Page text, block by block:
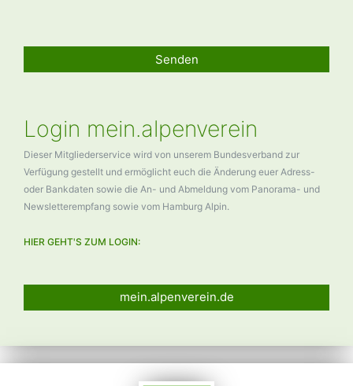
Senden
Login mein.alpenverein
Dieser Mitgliederservice wird von unserem Bundesverband zur
Verfügung gestellt und ermöglicht euch die Änderung euer Adress-
oder Bankdaten sowie die An- und Abmeldung vom Panorama- und
Newsletterempfang sowie vom Hamburg Alpin.
HIER GEHT'S ZUM LOGIN:
mein.alpenverein.de